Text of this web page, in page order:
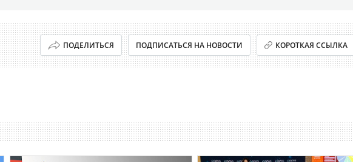
ПОДЕЛИТЬСЯ ПОДПИСАТЬСЯ НА НОВОСТИ КОРОТКАЯ ССЫЛКА